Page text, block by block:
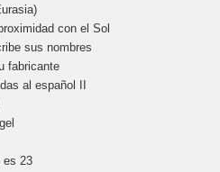
con el Sol
sus nombres
fabricante
al español II
es 23